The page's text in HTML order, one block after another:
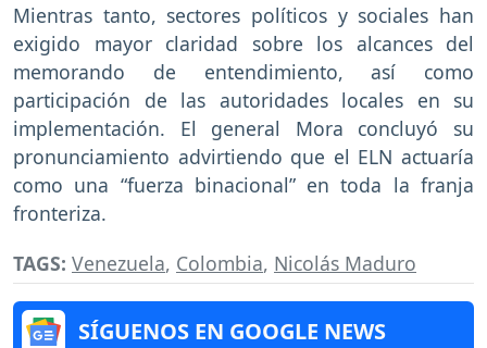
Mientras tanto, sectores políticos y sociales han
exigido mayor claridad sobre los alcances del
memorando de entendimiento, así como
participación de las autoridades locales en su
implementación. El general Mora concluyó su
pronunciamiento advirtiendo que el ELN actuaría
como una “fuerza binacional” en toda la franja
fronteriza.
TAGS: Venezuela, Colombia, Nicolás Maduro
SÍGUENOS EN GOOGLE NEWS